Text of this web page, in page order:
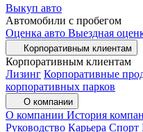
Выкуп авто
Автомобили с пробегом
Оценка авто Выездная
Корпоративным клиентам
Корпоративным клиентам
Лизинг Корпоративные
корпоративных парков
О компании
О компании История
Руководство Карьера Спорт